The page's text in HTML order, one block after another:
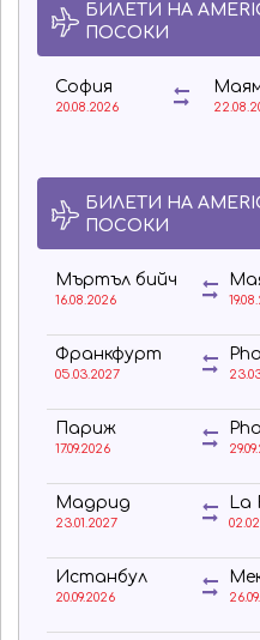
БИЛЕТИ НА
ПОСОКИ
София
20.08.2026
БИЛЕТИ НА
ПОСОКИ
Мъртъл бийч
16.08.2026
Франкфурт
05.03.2027
Париж
17.09.2026
Мадрид
23.01.2027
La
Истанбул
20.09.2026